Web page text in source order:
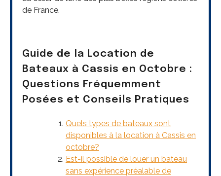
de France.
Guide de la Location de
Bateaux à Cassis en Octobre :
Questions Fréquemment
Posées et Conseils Pratiques
Quels types de bateaux sont
disponibles à la location à Cassis en
octobre?
Est-il possible de louer un bateau
sans expérience préalable de